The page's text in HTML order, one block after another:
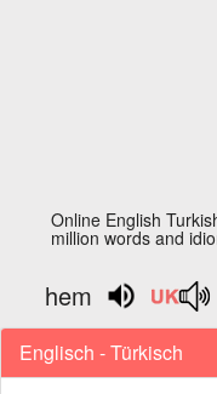
Online English
million words and
hem
Englisch - Türkisch